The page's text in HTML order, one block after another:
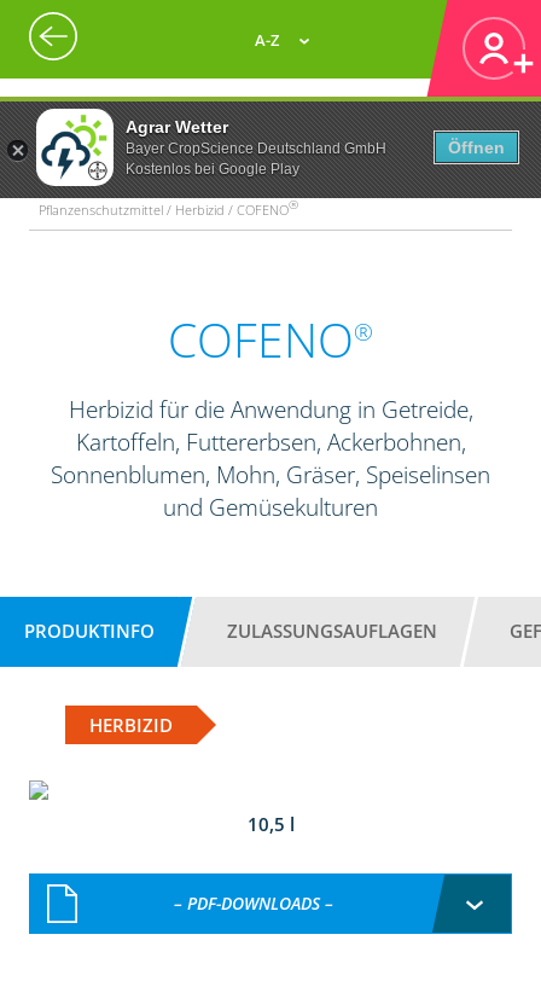
Agrar Wetter
Bayer CropScience Deutschland GmbH
Kostenlos bei Google Play
Öffnen
A-Z
Pflanzenschutzmittel / Herbizid / COFENO®
COFENO®
Herbizid für die Anwendung in Getreide,
Kartoffeln, Futtererbsen, Ackerbohnen,
Sonnenblumen, Mohn, Gräser, Speiselinsen
und Gemüsekulturen
PRODUKTINFO ZULASSUNGSAUFLAGEN
HERBIZID
10,5 l
– PDF-DOWNLOADS –